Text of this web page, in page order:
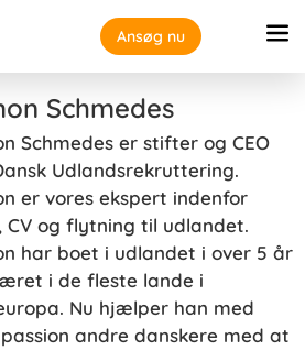
Ansøg nu
Schmedes
Schmedes er stifter og CEO
Udlandsrekruttering.
er vores ekspert indenfor
CV og flytning til udlandet.
har boet i udlandet i over 5 år
i de fleste lande i
Nu hjælper han med
andre danskere med at